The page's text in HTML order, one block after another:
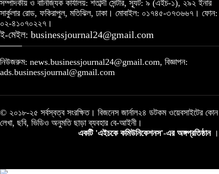
সম্পাদকীয় ও বানিজ্যিক কার্যালয়: শতাব্দী সেন্টার, স্যূট: ৯ (এইচ-১), ২৯২ ইনার
সার্কুলার রোড, ফকিরাপুল, মতিঝিল, ঢাকা। মোবাইল: ০১৭৪৫-৩৭৩৬৬৭। ফোন:
০২-৪১০৭০২২৭।
ই-মেইল: businessjournal24@gmail.com
নিউজরুম: news.businessjournal24@gmail.com, বিজ্ঞাপন:
ads.businessjournal@gmail.com
© ২০১৮-২৫ সর্বস্বত্ব সংরক্ষিত। বিজনেস জার্নাল২৪ ডটকম ওয়েবসাইটের কোন
লেখা, ছবি, ভিডিও অনুমতি ছাড়া ব্যবহার বে-আইনী।
একটি 'এইচকে কমিউনিকেশনস'-এর অঙ্গপ্রতিষ্ঠান ।